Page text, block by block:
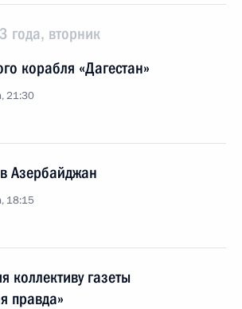
года, вторник
корабля «Дагестан»
21:30
Азербайджан
18:15
коллективу газеты
правда»